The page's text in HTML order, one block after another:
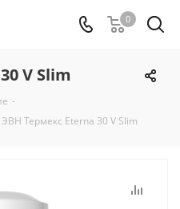
0
V Slim
-
ЭВН Термекс Еterna 30 V Slim